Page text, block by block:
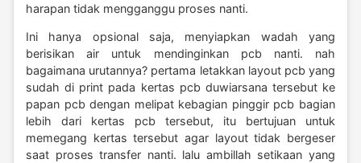
harapan tidak mengganggu proses nanti.
Ini hanya opsional saja, menyiapkan wadah yang
berisikan air untuk mendinginkan pcb nanti. nah
bagaimana urutannya? pertama letakkan layout pcb yang
sudah di print pada kertas pcb duwiarsana tersebut ke
papan pcb dengan melipat kebagian pinggir pcb bagian
lebih dari kertas pcb tersebut, itu bertujuan untuk
memegang kertas tersebut agar layout tidak bergeser
saat proses transfer nanti. lalu ambillah setikaan yang